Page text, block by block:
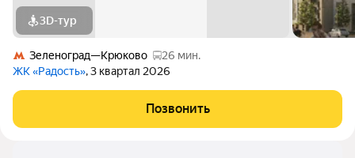
3D-тур
Зеленоград—Крюково
26 мин.
ЖК «Радость», 3 квартал 2026
Позвонить